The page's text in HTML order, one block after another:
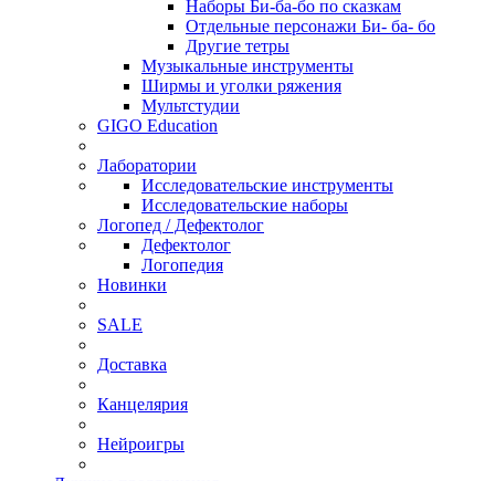
Наборы Би-ба-бо по сказкам
Отдельные персонажи Би- ба- бо
Другие тетры
Музыкальные инструменты
Ширмы и уголки ряжения
Мультстудии
GIGO Education
Лаборатории
Исследовательские инструменты
Исследовательские наборы
Логопед / Дефектолог
Дефектолог
Логопедия
Новинки
SALE
Доставка
Канцелярия
Нейроигры